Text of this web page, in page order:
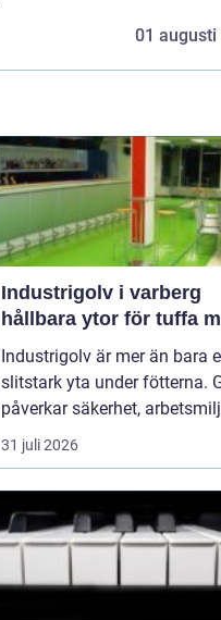
01 augusti
Industrigolv i varberg
hållbara ytor för tuffa
Industrigolv är mer än bara
slitstark yta under fötterna.
påverkar säkerhet,
31 juli 2026